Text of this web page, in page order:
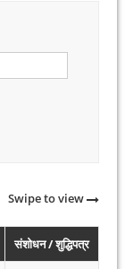
Swipe to view
संशोधन / शुद्धिपत्र